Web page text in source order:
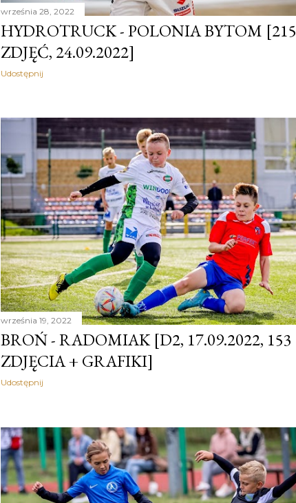
września 28, 2022
HYDROTRUCK - POLONIA BYTOM [215
ZDJĘĆ, 24.09.2022]
Udostępnij
września 19, 2022
BROŃ - RADOMIAK [D2, 17.09.2022, 153
ZDJĘCIA + GRAFIKI]
Udostępnij